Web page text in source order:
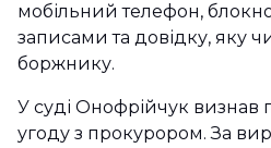
мобільний телефон,
записами та довідку, яку
боржнику.
У суді Онофрійчук визнав
угоду з прокурором. За